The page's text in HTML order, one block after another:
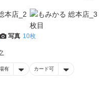
写真 10枚
有 カード可